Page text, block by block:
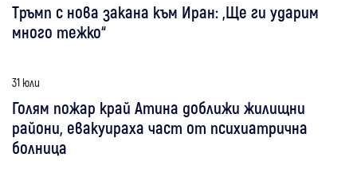
Тръмп с нова закана към Иран: „Ще ги ударим
много тежко“
31 юли
Голям пожар край Атина доближи жилищни
райони, евакуираха част от психиатрична
болница